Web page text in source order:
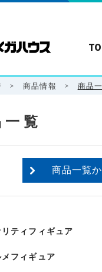
> 商品情報 > 商品
覧
商品一覧
ティフィギュア
フィギュア